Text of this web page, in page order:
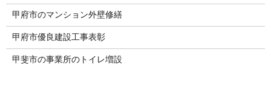
甲府市のマンション外壁修繕
甲府市優良建設工事表彰
甲斐市の事業所のトイレ増設